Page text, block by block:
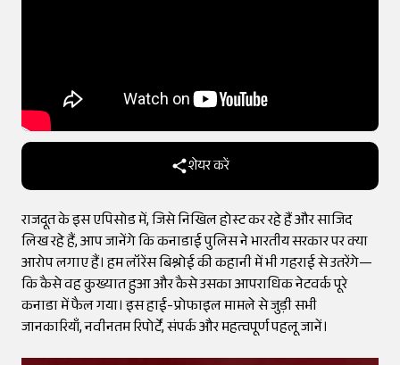
शेयर करें
राजदूत के इस एपिसोड में, जिसे निखिल होस्ट कर रहे हैं और साजिद
लिख रहे हैं, आप जानेंगे कि कनाडाई पुलिस ने भारतीय सरकार पर क्या
आरोप लगाए हैं। हम लॉरेंस बिश्नोई की कहानी में भी गहराई से उतरेंगे—
कि कैसे वह कुख्यात हुआ और कैसे उसका आपराधिक नेटवर्क पूरे
कनाडा में फैल गया। इस हाई-प्रोफाइल मामले से जुड़ी सभी
जानकारियाँ, नवीनतम रिपोर्टें, संपर्क और महत्वपूर्ण पहलू जानें।